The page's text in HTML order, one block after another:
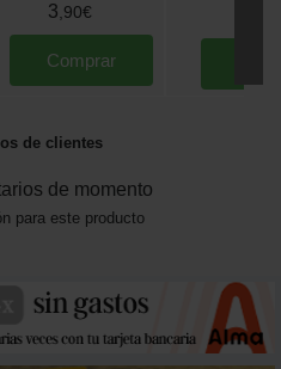
3,90€
Comprar
de clientes
de momento
para este producto